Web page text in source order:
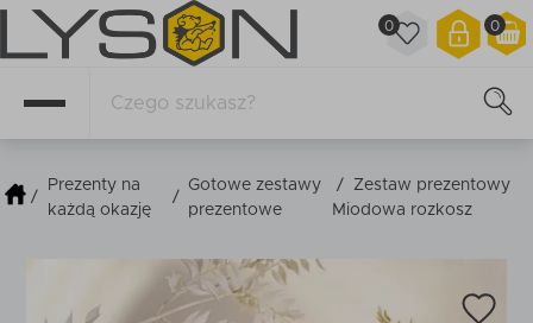
0
0
/
Prezenty na
każdą okazję
/
Gotowe zestawy
prezentowe
/ Zestaw prezentowy
Miodowa rozkosz